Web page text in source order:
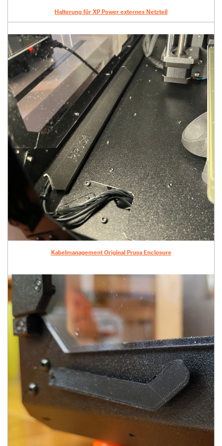
Halterung für XP Power externes Netzteil
Kabelmanagement Original Prusa Enclosure